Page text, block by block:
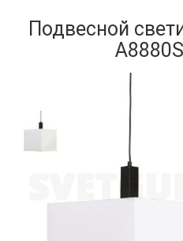
Интерьерные
Распродажа
Подвесной